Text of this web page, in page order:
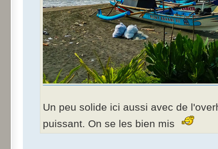
Un peu solide ici aussi avec de
puissant. On se les bien mis